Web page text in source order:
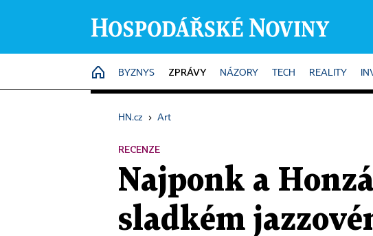
HOME
BYZNYS ZPRÁVY NÁZORY TECH REALITY
HN.cz › Art
RECENZE
Najponk a
sladkém